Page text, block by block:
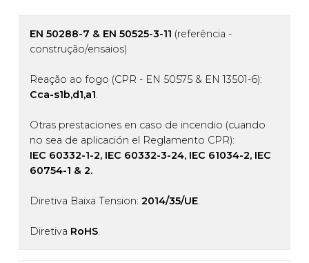
EN 50288-7 & EN 50525-3-11 (referência -
construção/ensaios)
Reação ao fogo (CPR - EN 50575 & EN 13501-6):
Cca-s1b,d1,a1.
Otras prestaciones en caso de incendio (cuando
no sea de aplicación el Reglamento CPR):
IEC 60332-1-2, IEC 60332-3-24, IEC 61034-2, IEC
60754-1 & 2.
Diretiva Baixa Tension: 2014/35/UE.
Diretiva RoHS.